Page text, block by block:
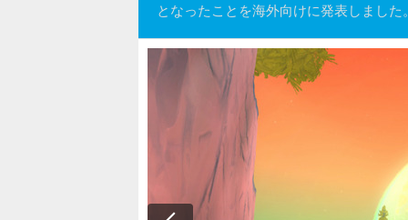
となったことを海外向けに発表しました